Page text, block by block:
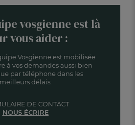
vosgienne est là
vous aider :
Vosgienne est mobilisée
à vos demandes aussi bien
par téléphone dans les
meilleurs délais.
DE CONTACT
NOUS ÉCRIRE